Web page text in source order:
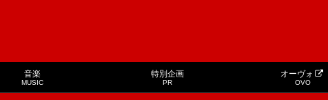
音楽
MUSIC
特別企画
PR
オーヴォ
OVO